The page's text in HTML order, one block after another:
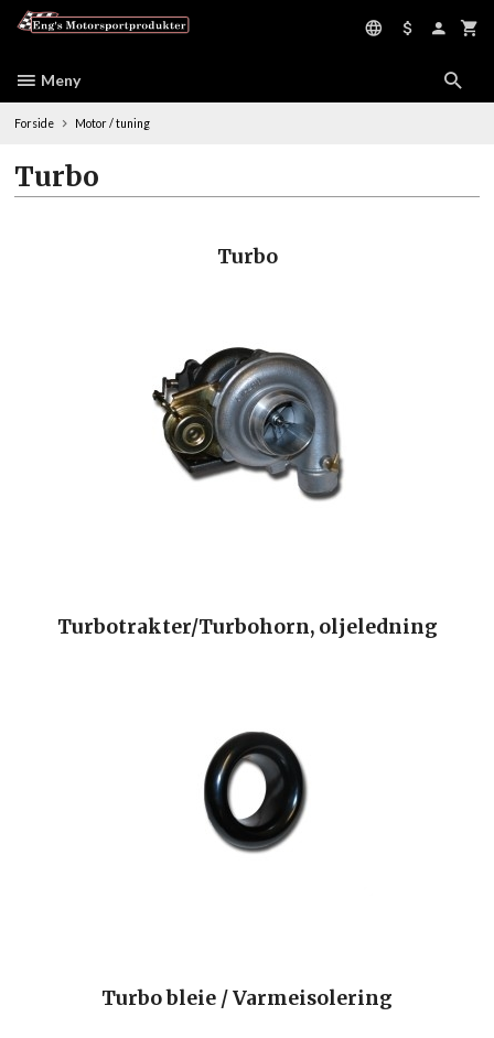
Meny
Forside Motor / tuning
Turbo
Turbo
Turbotrakter/Turbohorn, oljeledning
Turbo bleie / Varmeisolering